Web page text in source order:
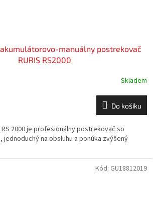
manuálny postrekovač
RURIS RS2000
Skladem
Do košíku
RS 2000 je profesionálny postrekovač so
na obsluhu a ponúka zvýšený
Kód: GU18812019